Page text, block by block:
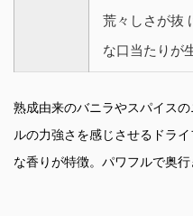
荒々しさが抜
な口当たりが
熟成由来のバニラやスパイス
ルの力強さを感じさせるドラ
な香りが特徴。パワフルで奥行